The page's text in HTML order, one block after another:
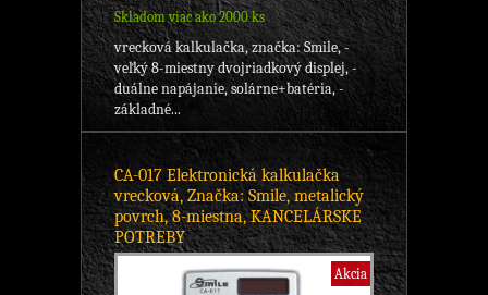
Skladom viac ako 2000 ks
vrecková kalkulačka, značka: Smile, -
veľký 8-miestny dvojriadkový displej, -
duálne napájanie, solárne+batéria, -
základné...
CA-017 Elektronická kalkulačka
vrecková, Značka: Smile, metalický
povrch, 8-miestna, KANCELÁRSKE
POTREBY
Akcia